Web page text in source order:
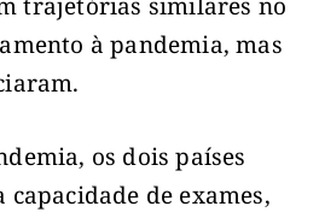
à pandemia, mas
os dois países
de exames,